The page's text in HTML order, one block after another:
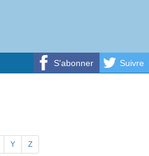
S'abonner Suivre
Y Z